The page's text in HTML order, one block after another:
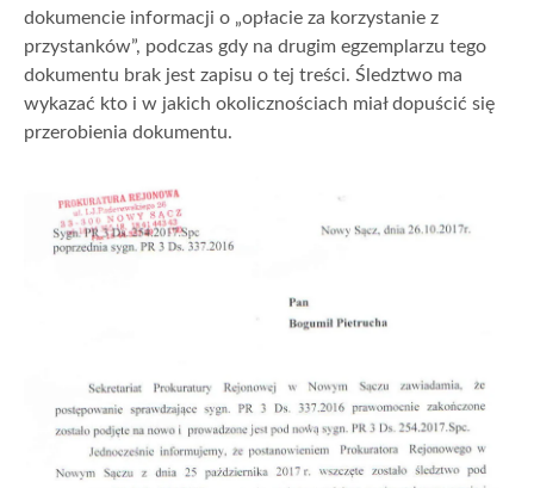
dokumencie informacji o „opłacie za korzystanie z
przystanków”, podczas gdy na drugim egzemplarzu tego
dokumentu brak jest zapisu o tej treści. Śledztwo ma
wykazać kto i w jakich okolicznościach miał dopuścić się
przerobienia dokumentu.